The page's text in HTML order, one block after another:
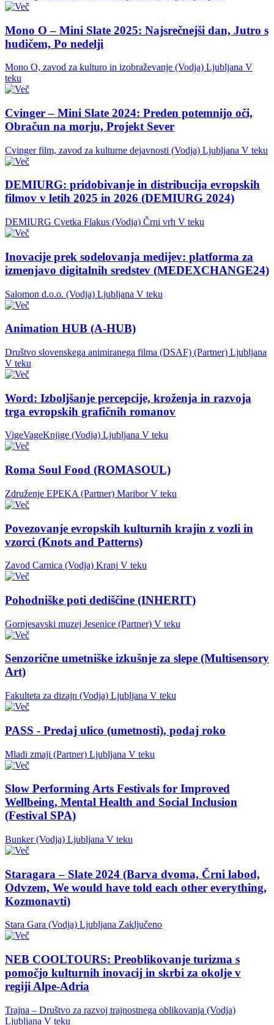
Mono O – Mini Slate 2025: Najsrečnejši dan, Jutro s
hudičem, Po nedelji
Mono O, zavod za kulturo in izobraževanje (Vodja) Ljubljana V
teku
Cvinger – Mini Slate 2024: Preden potemnijo oči,
Obračun na morju, Projekt Sever
Cvinger film, zavod za kulturne dejavnosti (Vodja) Ljubljana V teku
DEMIURG: pridobivanje in distribucija evropskih
filmov v letih 2025 in 2026 (DEMIURG 2024)
DEMIURG Cvetka Flakus (Vodja) Črni vrh V teku
Inovacije prek sodelovanja medijev: platforma za
izmenjavo digitalnih sredstev (MEDEXCHANGE24)
Salomon d.o.o. (Vodja) Ljubljana V teku
Animation HUB (A-HUB)
Društvo slovenskega animiranega filma (DSAF) (Partner) Ljubljana
V teku
Word: Izboljšanje percepcije, kroženja in razvoja
trga evropskih grafičnih romanov
VigeVageKnjige (Vodja) Ljubljana V teku
Roma Soul Food (ROMASOUL)
Združenje EPEKA (Partner) Maribor V teku
Povezovanje evropskih kulturnih krajin z vozli in
vzorci (Knots and Patterns)
Zavod Carnica (Vodja) Kranj V teku
Pohodniške poti dediščine (INHERIT)
Gornjesavski muzej Jesenice (Partner) V teku
Senzorične umetniške izkušnje za slepe (Multisensory
Art)
Fakulteta za dizajn (Vodja) Ljubljana V teku
PASS - Predaj ulico (umetnosti), podaj roko
Mladi zmaji (Partner) Ljubljana V teku
Slow Performing Arts Festivals for Improved
Wellbeing, Mental Health and Social Inclusion
(Festival SPA)
Bunker (Vodja) Ljubljana V teku
Staragara – Slate 2024 (Barva dvoma, Črni labod,
Odvzem, We would have told each other everything,
Kozmonavti)
Stara Gara (Vodja) Ljubljana Zaključeno
NEB COOLTOURS: Preoblikovanje turizma s
pomočjo kulturnih inovacij in skrbi za okolje v
regiji Alpe-Adria
Trajna – Društvo za razvoj trajnostnega oblikovanja (Vodja)
Ljubljana V teku